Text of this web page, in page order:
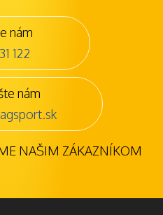
nám
122
nám
NAŠIM ZÁKAZNÍKOM